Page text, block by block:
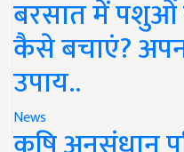
बरसात में पशुओं
कैसे बचाएं?
उपाय..
News